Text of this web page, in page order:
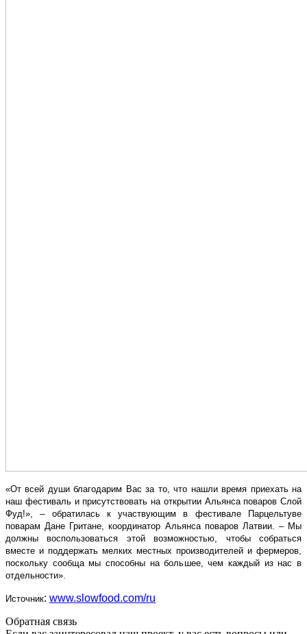
«От всей души благодарим Вас за то, что нашли время приехать на
наш фестиваль и присутствовать на открытии Альянса поваров Слой
Фуд!», – обратилась к участвующим в фестивале Парцельтуве
поварам Дане Гритане, координатор Альянса поваров Латвии. – Мы
должны воспользоваться этой возможностью, чтобы собраться
вместе и поддержать мелких местных производителей и фермеров,
поскольку сообща мы способны на большее, чем каждый из нас в
отдельности».
Источник: www.slowfood.com/ru
Обратная связь